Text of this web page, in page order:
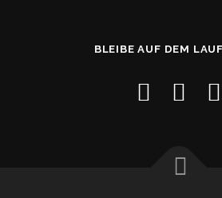
BLEIBE AUF DEM